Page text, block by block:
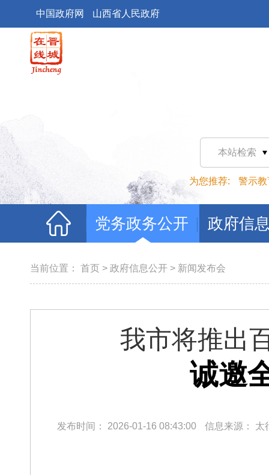
中国政府网 山西省人民政府
本站检索
为您推荐: 警示教
党务政务公开 政府信
当前位置： 首页 > 政府信息公开 > 新闻发布会
我市将推出
诚邀
发布时间： 2026-01-16 08:43:00 信息来源： 太